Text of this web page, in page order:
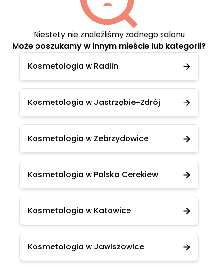
Niestety nie znaleźliśmy żadnego salonu
Może poszukamy w innym mieście lub kategorii?
Kosmetologia w Radlin
Kosmetologia w Jastrzębie-Zdrój
Kosmetologia w Zebrzydowice
Kosmetologia w Polska Cerekiew
Kosmetologia w Katowice
Kosmetologia w Jawiszowice